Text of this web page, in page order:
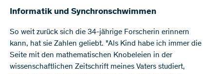
Informatik und Synchronschwimmen
So weit zurück sich die 34-jährige Forscherin erinnern
kann, hat sie Zahlen geliebt. "Als Kind habe ich immer die
Seite mit den mathematischen Knobeleien in der
wissenschaftlichen Zeitschrift meines Vaters studiert,